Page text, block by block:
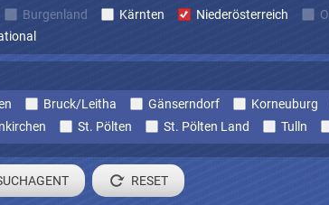
Burgenland Kärnten Niederösterreich
Bruck/Leitha Gänserndorf Korneuburg
St. Pölten St. Pölten Land Tulln